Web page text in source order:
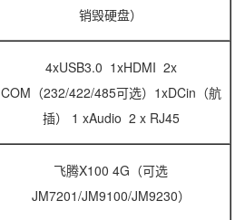
销毁硬盘）
4xUSB3.0 1xHDMI 2x
COM（232/422/485可选）1xDCin（航
插） 1 xAudio 2 x RJ45
飞腾X100 4G（可选
JM7201/JM9100/JM9230）